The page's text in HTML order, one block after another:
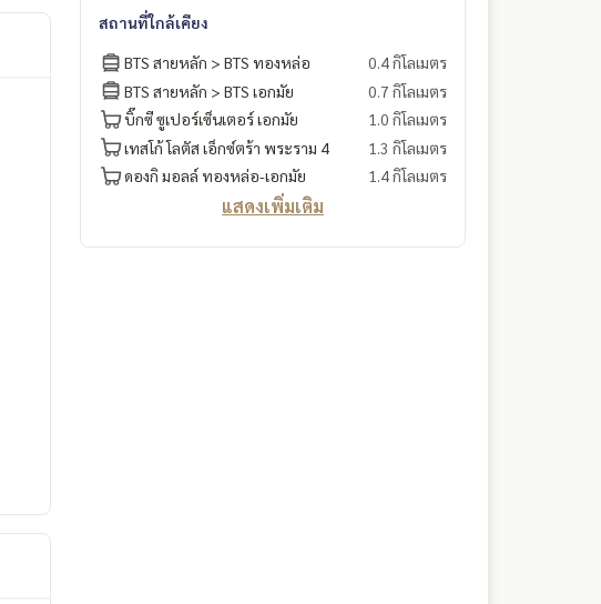
สถานที่ใกล้เคียง
BTS สายหลัก > BTS ทองหล่อ
0.4 กิโลเมตร
BTS สายหลัก > BTS เอกมัย
0.7 กิโลเมตร
บิ๊กซี ซูเปอร์เซ็นเตอร์ เอกมัย
1.0 กิโลเมตร
เทสโก้ โลตัส เอ็กซ์ตร้า พระราม 4
1.3 กิโลเมตร
ดองกิ มอลล์ ทองหล่อ-เอกมัย
1.4 กิโลเมตร
แสดงเพิ่มเติม